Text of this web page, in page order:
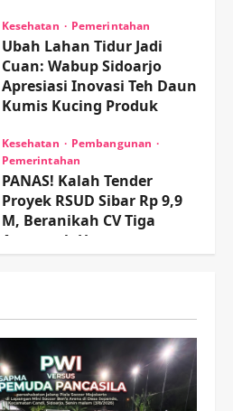
Kesehatan Pemerintahan
Ubah Lahan Tidur Jadi
Cuan: Wabup Sidoarjo
Apresiasi Inovasi Teh Daun
Kumis Kucing Produk
wartanusa 8 Agustus 2026
Kesehatan
Pembangunan
Pemerintahan
PANAS! Kalah Tender
Proyek RSUD Sibar Rp 9,9
M, Beranikah CV Tiga
Anugerah Utama
Pertaruhkan Jaminan Rp
PP Sidoarjo Memanaskan
Mesin Menuju Piala Soccer
wartanusa 5 Agustus 2026
Ekonomi Hiburan
Pemerintahan